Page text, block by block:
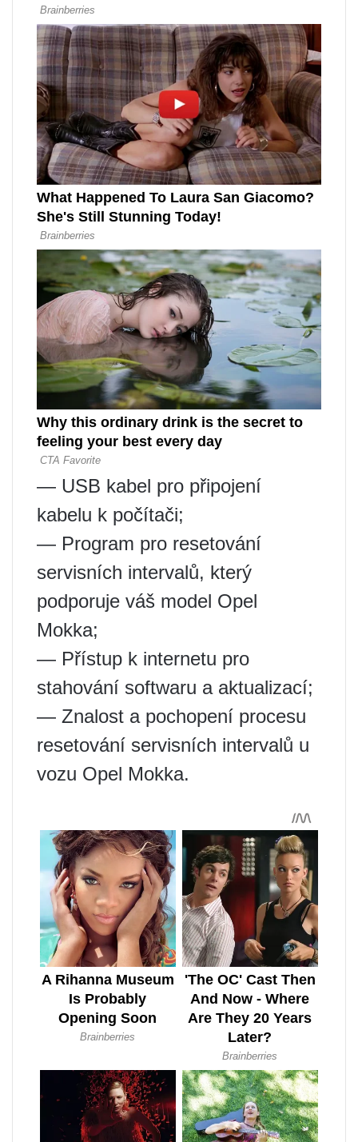
— USB kabel pro připojení
kabelu k počítači;
— Program pro resetování
servisních intervalů, který
podporuje váš model Opel
Mokka;
— Přístup k internetu pro
stahování softwaru a aktualizací;
— Znalost a pochopení procesu
resetování servisních intervalů u
vozu Opel Mokka.